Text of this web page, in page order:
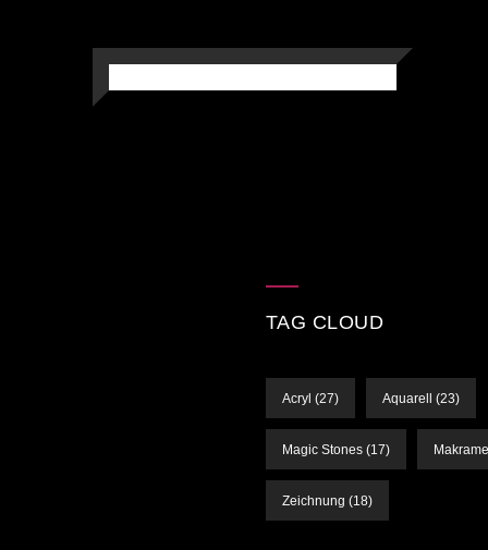
ZEICHNUNG 16
TAG CLOUD
Acryl (27) Aquarell (23)
Magic Stones(17)
Zeichnung (18)